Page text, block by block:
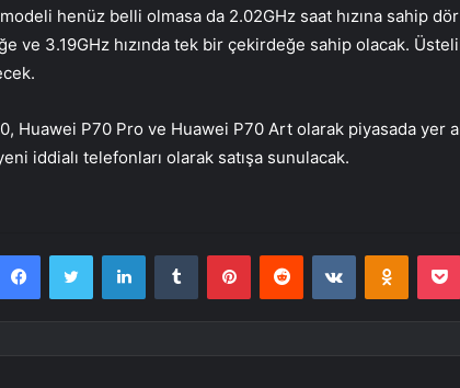
henüz belli olmasa da 2.02GHz saat hızına sahip
ve 3.19GHz hızında tek bir çekirdeğe sahip olacak.
Huawei P70 Pro ve Huawei P70 Art olarak piyasada yer
iddialı telefonları olarak satışa sunulacak.
FacebookTwitter LinkedInTumblr PinterestReddit VKontakte